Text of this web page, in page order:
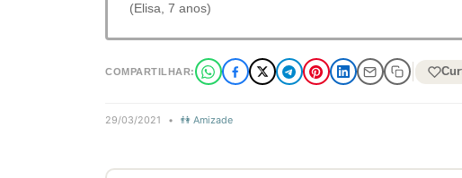
(Elisa, 7 anos)
COMPARTILHAR:
29/03/2021 • 👫 Amizade